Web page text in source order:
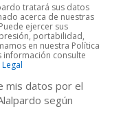
tratará sus datos
acerca de nuestras
ejercer sus
portabilidad,
en nuestra Política
información consulte
mis datos por el
según